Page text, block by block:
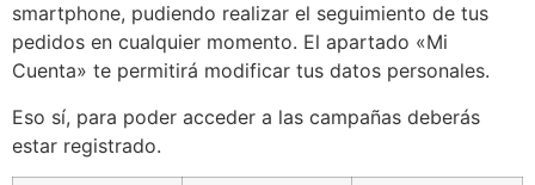
smartphone, pudiendo realizar el seguimiento de tus
pedidos en cualquier momento. El apartado «Mi
Cuenta» te permitirá modificar tus datos personales.
Eso sí, para poder acceder a las campañas deberás
estar registrado.